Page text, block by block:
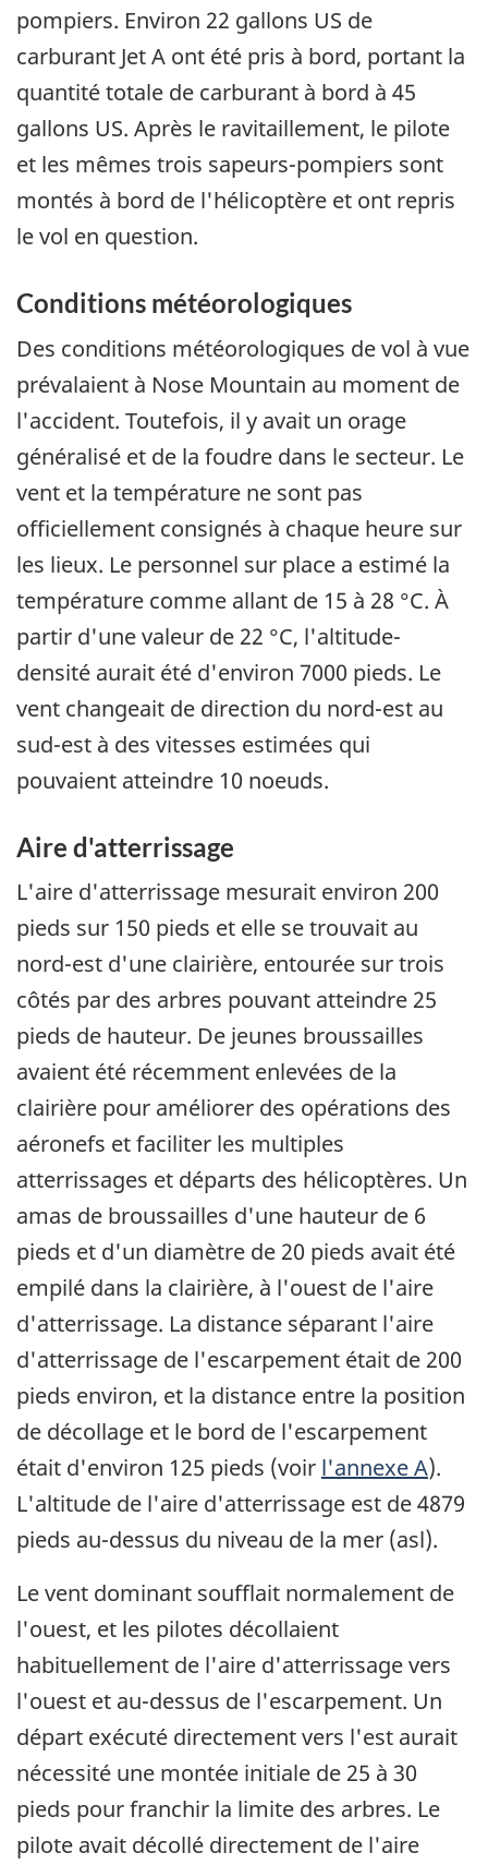
pompiers. Environ 22 gallons US de
carburant Jet A ont été pris à bord, portant la
quantité totale de carburant à bord à 45
gallons US. Après le ravitaillement, le pilote
et les mêmes trois sapeurs-pompiers sont
montés à bord de l'hélicoptère et ont repris
le vol en question.
Conditions météorologiques
Des conditions météorologiques de vol à vue
prévalaient à Nose Mountain au moment de
l'accident. Toutefois, il y avait un orage
généralisé et de la foudre dans le secteur. Le
vent et la température ne sont pas
officiellement consignés à chaque heure sur
les lieux. Le personnel sur place a estimé la
température comme allant de 15 à 28 °C. À
partir d'une valeur de 22 °C, l'altitude-
densité aurait été d'environ 7000 pieds. Le
vent changeait de direction du nord-est au
sud-est à des vitesses estimées qui
pouvaient atteindre 10 noeuds.
Aire d'atterrissage
L'aire d'atterrissage mesurait environ 200
pieds sur 150 pieds et elle se trouvait au
nord-est d'une clairière, entourée sur trois
côtés par des arbres pouvant atteindre 25
pieds de hauteur. De jeunes broussailles
avaient été récemment enlevées de la
clairière pour améliorer des opérations des
aéronefs et faciliter les multiples
atterrissages et départs des hélicoptères. Un
amas de broussailles d'une hauteur de 6
pieds et d'un diamètre de 20 pieds avait été
empilé dans la clairière, à l'ouest de l'aire
d'atterrissage. La distance séparant l'aire
d'atterrissage de l'escarpement était de 200
pieds environ, et la distance entre la position
de décollage et le bord de l'escarpement
était d'environ 125 pieds (voir l'annexe A).
L'altitude de l'aire d'atterrissage est de 4879
pieds au-dessus du niveau de la mer (asl).
Le vent dominant soufflait normalement de
l'ouest, et les pilotes décollaient
habituellement de l'aire d'atterrissage vers
l'ouest et au-dessus de l'escarpement. Un
départ exécuté directement vers l'est aurait
nécessité une montée initiale de 25 à 30
pieds pour franchir la limite des arbres. Le
pilote avait décollé directement de l'aire